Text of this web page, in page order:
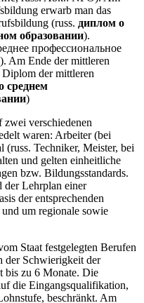
erwarb man das
(russ. диплом о
образовании).
профессиональное
Am Ende der mittleren
der mittleren
среднем
)
zwei verschiedenen
waren: Arbeiter (bei
(russ. Techniker, Meister, bei
und gelten einheitliche
bzw. Bildungsstandards.
der Lehrplan einer
der entsprechenden
um regionale sowie
Staat festgelegten Berufen
der Schwierigkeit der
bis zu 6 Monate. Die
die Eingangsqualifikation,
beschränkt. Am